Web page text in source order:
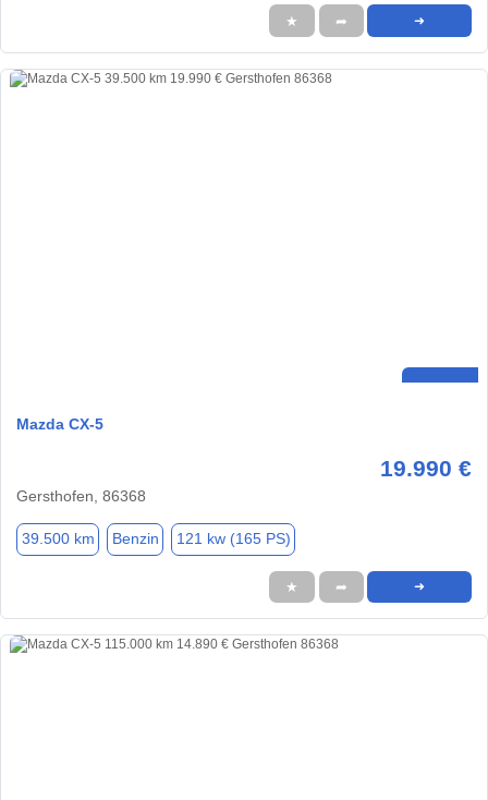
★ ➦ ➜
Mazda CX-5
19.990 €
Gersthofen, 86368
39.500 km Benzin 121 kw (165 PS)
★ ➦ ➜